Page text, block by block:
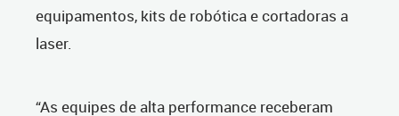
equipamentos, kits de robótica e cortadoras a
laser.
“As equipes de alta performance receberam